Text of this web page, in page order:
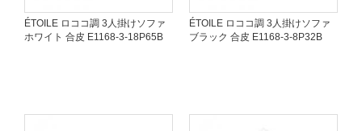
ÉTOILE ロココ調 3人掛けソファ
ホワイト 合皮 E1168-3-18P65B
ÉTOILE ロココ調 3人掛けソファ
ブラック 合皮 E1168-3-8P32B